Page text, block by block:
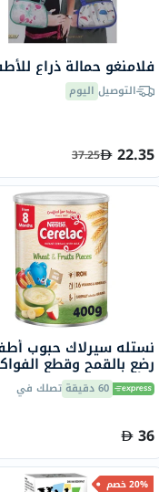
فلامنغو حمالة ذراع
التوصيل اليوم
22.35
37.25
نستله سيرلاك حبوب
رضع بالقمح وقطع
8 أشهر 400 جرام 60 دقيقة تصلك في
36
20% خصم